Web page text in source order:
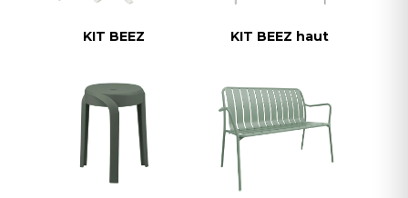
KIT BEEZ KIT BEEZ haut